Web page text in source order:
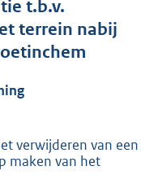
t
t
:
1
b
t.b.v.
terrein nabij
verwijderen van een
maken van het